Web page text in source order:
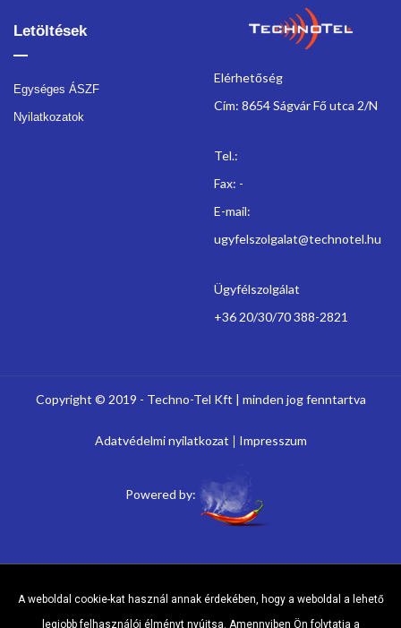
Letöltések
Egységes ÁSZF
Nyilatkozatok
Elérhetőség
Cím: 8654 Ságvár Fő utca 2/N
Tel.:
Fax: -
E-mail:
ugyfelszolgalat@technotel.hu
Ügyfélszolgálat
+36 20/30/70 388-2821
Copyright © 2019 - Techno-Tel Kft | minden jog fenntartva
Adatvédelmi nyilatkozat Impresszum
Powered by:
A weboldal cookie-kat használ annak érdekében, hogy a weboldal a lehető
legjobb felhasználói élményt nyújtsa. Amennyiben Ön folytatja a